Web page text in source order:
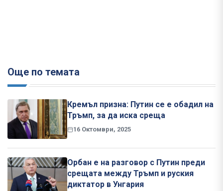
Още по темата
Кремъл призна: Путин се е обадил на
Тръмп, за да иска среща
16 Октомври, 2025
Орбан е на разговор с Путин преди
срещата между Тръмп и руския
диктатор в Унгария